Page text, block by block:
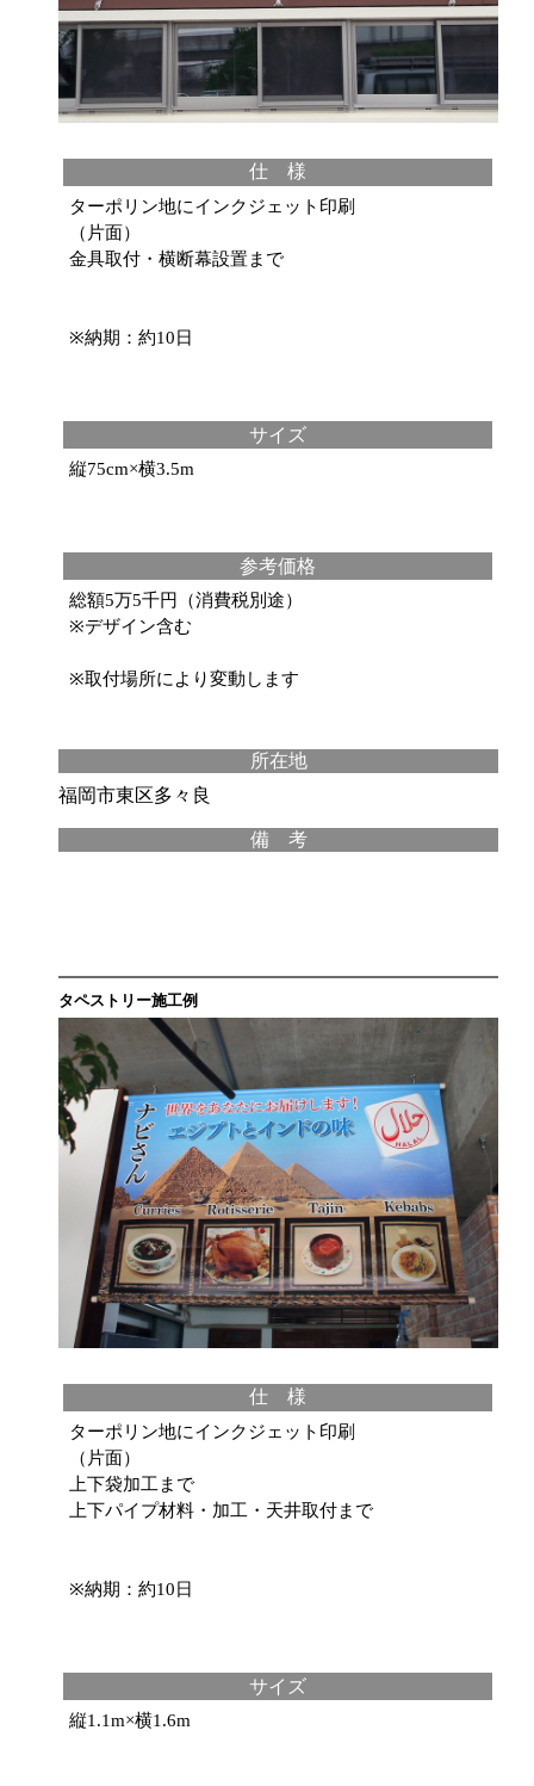
仕 様
ターポリン地にインクジェット印刷
（片面）
金具取付・横断幕設置まで
※納期：約10日
サイズ
縦75cm×横3.5m
参考価格
総額5万5千円（消費税別途）
※デザイン含む
※取付場所により変動します
所在地
福岡市東区多々良
備 考
タペストリー施工例
仕 様
ターポリン地にインクジェット印刷
（片面）
上下袋加工まで
上下パイプ材料・加工・天井取付まで
※納期：約10日
サイズ
縦1.1m×横1.6m